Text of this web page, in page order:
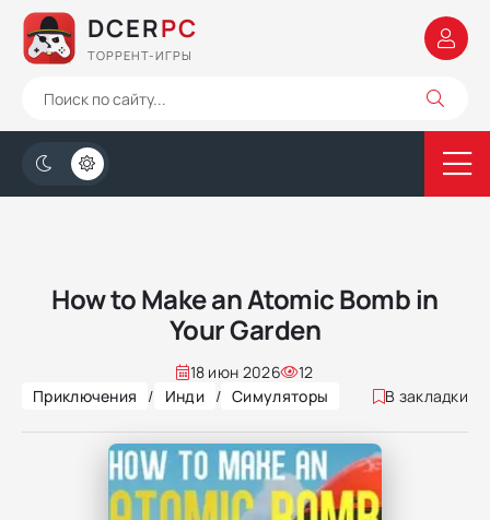
DCERPC
ТОРРЕНТ-ИГРЫ
How to Make an Atomic Bomb in
Your Garden
18 июн 2026
12
Приключения
/ Инди / Симуляторы В закладки